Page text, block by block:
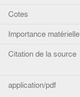
Cotes
Importance matérielle
Citation de la source
application/pdf